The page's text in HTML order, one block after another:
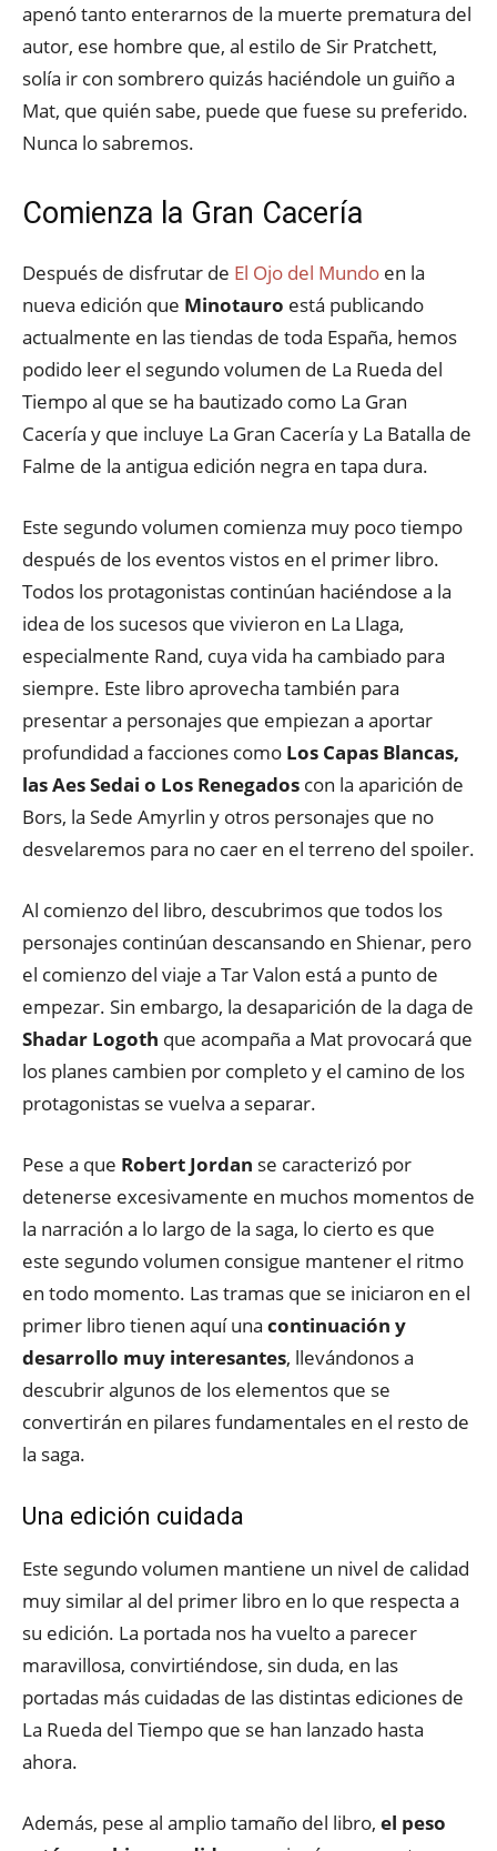
apenó tanto enterarnos de la muerte prematura del
autor, ese hombre que, al estilo de Sir Pratchett,
solía ir con sombrero quizás haciéndole un guiño a
Mat, que quién sabe, puede que fuese su preferido.
Nunca lo sabremos.
Comienza la Gran Cacería
Después de disfrutar de El Ojo del Mundo en la
nueva edición que Minotauro está publicando
actualmente en las tiendas de toda España, hemos
podido leer el segundo volumen de La Rueda del
Tiempo al que se ha bautizado como La Gran
Cacería y que incluye La Gran Cacería y La Batalla de
Falme de la antigua edición negra en tapa dura.
Este segundo volumen comienza muy poco tiempo
después de los eventos vistos en el primer libro.
Todos los protagonistas continúan haciéndose a la
idea de los sucesos que vivieron en La Llaga,
especialmente Rand, cuya vida ha cambiado para
siempre. Este libro aprovecha también para
presentar a personajes que empiezan a aportar
profundidad a facciones como Los Capas Blancas,
las Aes Sedai o Los Renegados con la aparición de
Bors, la Sede Amyrlin y otros personajes que no
desvelaremos para no caer en el terreno del spoiler.
Al comienzo del libro, descubrimos que todos los
personajes continúan descansando en Shienar, pero
el comienzo del viaje a Tar Valon está a punto de
empezar. Sin embargo, la desaparición de la daga de
Shadar Logoth que acompaña a Mat provocará que
los planes cambien por completo y el camino de los
protagonistas se vuelva a separar.
Pese a que Robert Jordan se caracterizó por
detenerse excesivamente en muchos momentos de
la narración a lo largo de la saga, lo cierto es que
este segundo volumen consigue mantener el ritmo
en todo momento. Las tramas que se iniciaron en el
primer libro tienen aquí una continuación y
desarrollo muy interesantes, llevándonos a
descubrir algunos de los elementos que se
convertirán en pilares fundamentales en el resto de
la saga.
Una edición cuidada
Este segundo volumen mantiene un nivel de calidad
muy similar al del primer libro en lo que respecta a
su edición. La portada nos ha vuelto a parecer
maravillosa, convirtiéndose, sin duda, en las
portadas más cuidadas de las distintas ediciones de
La Rueda del Tiempo que se han lanzado hasta
ahora.
Además, pese al amplio tamaño del libro, el peso